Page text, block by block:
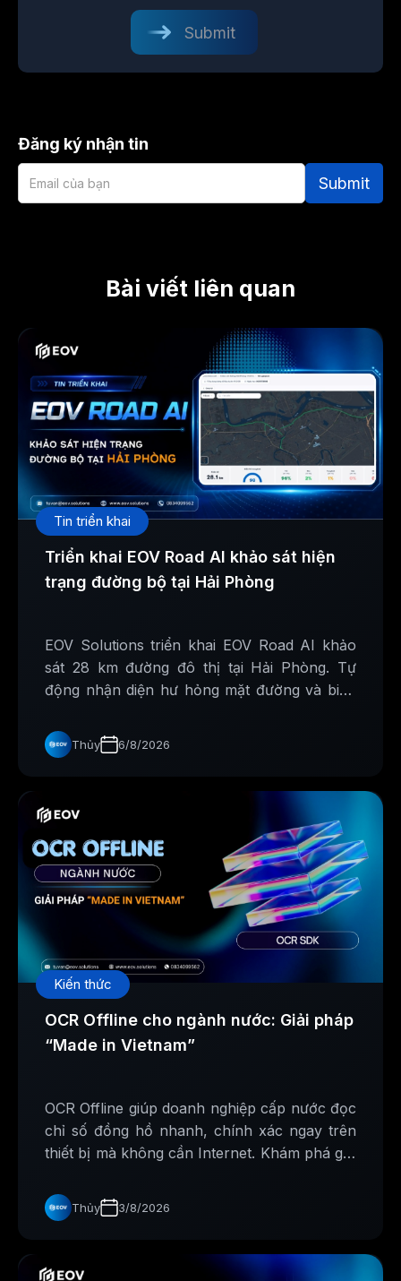
Đăng ký nhận tin
Bài viết liên quan
Tin triển khai
Triển khai EOV Road AI khảo sát hiện
trạng đường bộ tại Hải Phòng
EOV Solutions triển khai EOV Road AI khảo
sát 28 km đường đô thị tại Hải Phòng. Tự
động nhận diện hư hỏng mặt đường và biển
phục vụ công tác quản lý, bảo trì hạ tầng.
Thủy 6/8/2026
Kiến thức
OCR Offline cho ngành nước: Giải pháp
“Made in Vietnam”
OCR Offline giúp doanh nghiệp cấp nước đọc
chỉ số đồng hồ nhanh, chính xác ngay trên
thiết bị mà không cần Internet. Khám phá giải
Thủy 3/8/2026